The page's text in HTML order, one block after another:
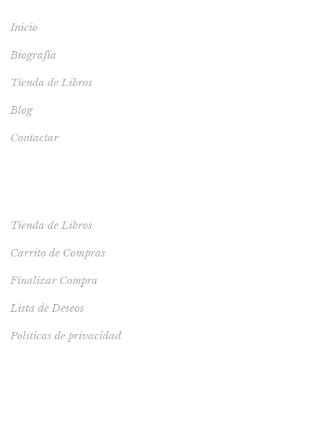
Inicio
Biografía
Tienda de Libros
Blog
Contactar
Tienda de Libros
Carrito de Compras
Finalizar Compra
Lista de Deseos
Políticas de privacidad